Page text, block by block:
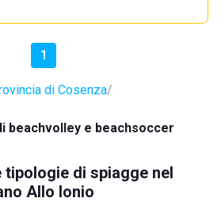
1
di Cosenza
beachvolley e beachsoccer
di spiagge nel
Allo Ionio